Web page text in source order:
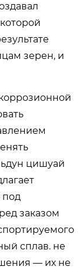
зерен, и
цишуай
под
заказом
сплав. не
— их не